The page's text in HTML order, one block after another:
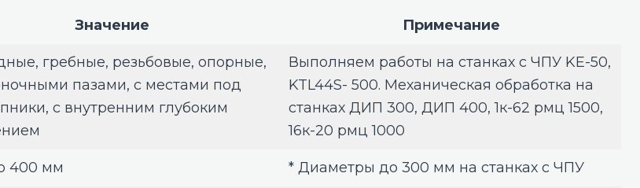
Значение Примечание
гребные, резьбовые, опорные,
пазами, с местами под
с внутренним глубоким
Выполняем работы на станках с ЧПУ KE-50,
KTL44S- 500. Механическая обработка на
станках ДИП 300, ДИП 400, 1к-62 рмц 1500,
16к-20 рмц 1000
400 мм * Диаметры до 300 мм на станках с ЧПУ